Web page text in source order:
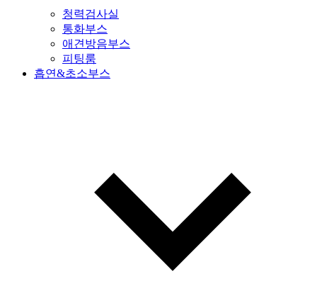
청력검사실
통화부스
애견방음부스
피팅룸
흡연&초소부스